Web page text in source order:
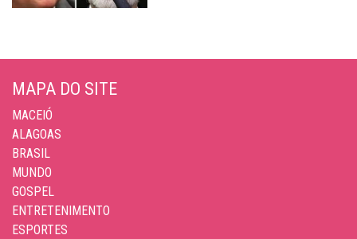
MAPA DO SITE
MACEIÓ
ALAGOAS
BRASIL
MUNDO
GOSPEL
ENTRETENIMENTO
ESPORTES